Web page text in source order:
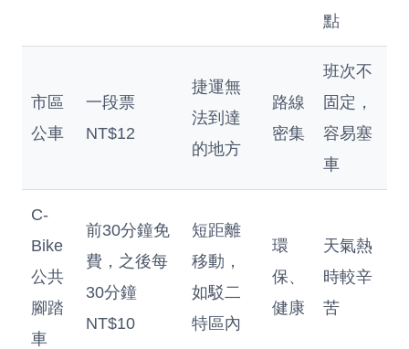
點
市區
公車
一段票
NT$12
捷運無
法到達
的地方
路線
密集
班次不
固定，
容易塞
車
C-
Bike
公共
腳踏
車
前30分鐘免
費，之後每
30分鐘
NT$10
短距離
移動，
如駁二
特區內
環
保、
健康
天氣熱
時較辛
苦